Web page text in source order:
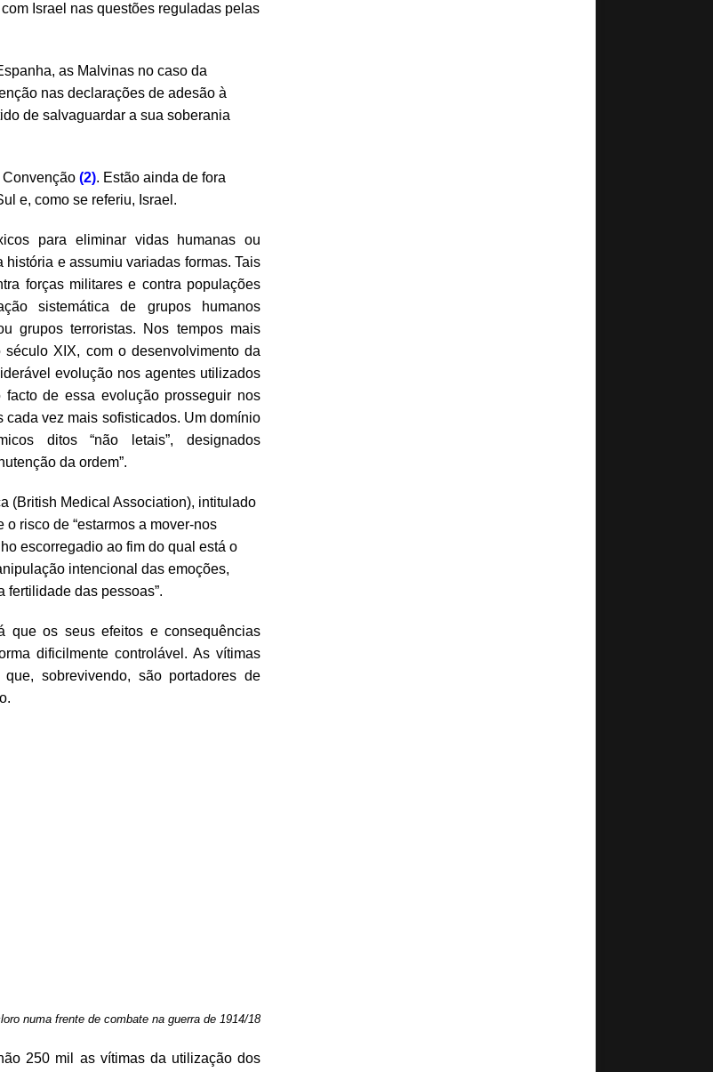
Israel nas questões reguladas pelas
as Malvinas no caso da
nas declarações de adesão à
de salvaguardar a sua soberania
Convenção (2). Estão ainda de fora
e, como se referiu, Israel.
para eliminar vidas humanas ou
e assumiu variadas formas. Tais
forças militares e contra populações
sistemática de grupos humanos
grupos terroristas. Nos tempos mais
XIX, com o desenvolvimento da
evolução nos agentes utilizados
de essa evolução prosseguir nos
vez mais sofisticados. Um domínio
ditos “não letais”, designados
da ordem”.
(British Medical Association), intitulado
o risco de “estarmos a mover-nos
escorregadio ao fim do qual está o
intencional das emoções,
fertilidade das pessoas”.
que os seus efeitos e consequências
dificilmente controlável. As vítimas
sobrevivendo, são portadores de
numa frente de combate na guerra de 1914/18
250 mil as vítimas da utilização dos